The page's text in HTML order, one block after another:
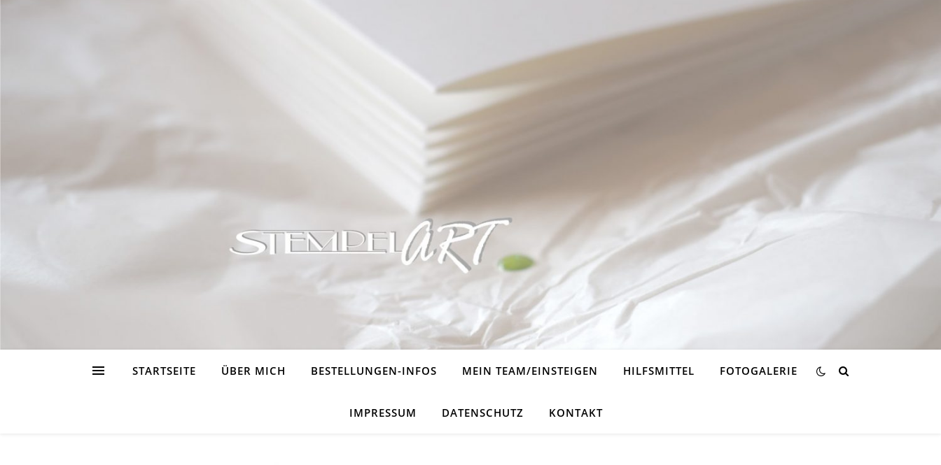
STARTSEITE ÜBER MICH BESTELLUNGEN-INFOS MEIN TEAM/EINSTEIGEN HILFSMITTEL FOTOGALERIE
IMPRESSUM DATENSCHUTZ KONTAKT